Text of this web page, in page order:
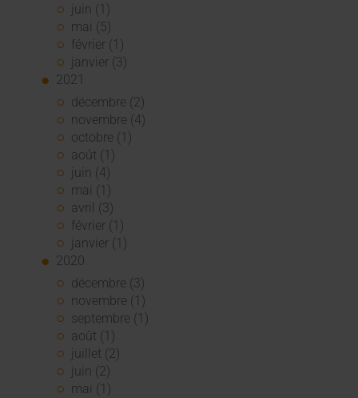
juin (1)
mai (5)
février (1)
janvier (3)
2021
décembre (2)
novembre (4)
octobre (1)
août (1)
juin (4)
mai (1)
avril (3)
février (1)
janvier (1)
2020
décembre (3)
novembre (1)
septembre (1)
août (1)
juillet (2)
juin (2)
mai (1)